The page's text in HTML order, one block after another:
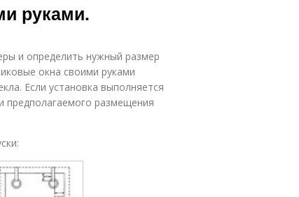
руками.
и определить нужный размер
окна своими руками
Если установка выполняется
предполагаемого размещения